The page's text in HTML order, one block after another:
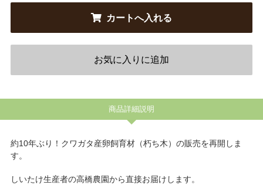
商品詳細説明
約10年ぶり！クワガタ産卵飼育材（朽ち木）の販売を再開しま
す。
しいたけ生産者の高橋農園から直接お届けします。